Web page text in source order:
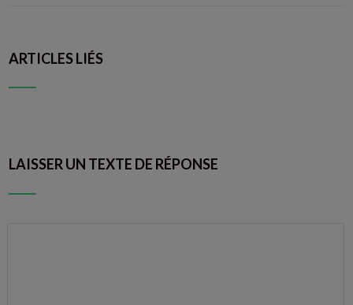
ARTICLES LIÉS
LAISSER UN TEXTE DE RÉPONSE